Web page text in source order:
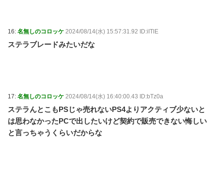
16: 名無しのコロッケ 2024/08/14(水) 15:57:31.92 ID:iITlE
ステラブレードみたいだな
17: 名無しのコロッケ 2024/08/14(水) 16:40:00.43 ID:bTz0a
ステラんとこもPSじゃ売れないPS4よりアクティブ少ないと
は思わなかったPCで出したいけど契約で販売できない悔しい
と言っちゃうくらいだからな